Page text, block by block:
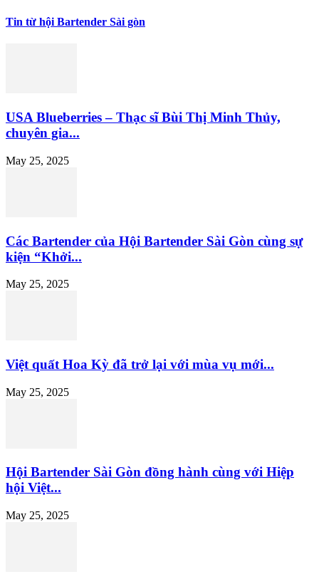
Tin từ hội Bartender Sài gòn
USA Blueberries – Thạc sĩ Bùi Thị Minh Thủy,
chuyên gia...
May 25, 2025
Các Bartender của Hội Bartender Sài Gòn cùng sự
kiện “Khởi...
May 25, 2025
Việt quất Hoa Kỳ đã trở lại với mùa vụ mới...
May 25, 2025
Hội Bartender Sài Gòn đồng hành cùng với Hiệp
hội Việt...
May 25, 2025